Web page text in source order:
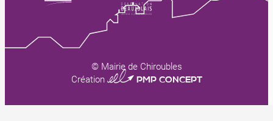
© Mairie de Chiroubles
Création 0123 PMP CONCEPT